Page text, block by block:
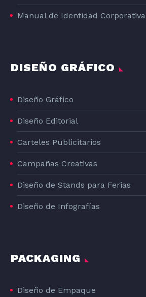
Manual de Identidad Corporativa
DISEÑO GRÁFICO
Diseño Gráfico
Diseño Editorial
Carteles Publicitarios
Campañas Creativas
Diseño de Stands para Ferias
Diseño de Infografías
PACKAGING
Diseño de Empaque